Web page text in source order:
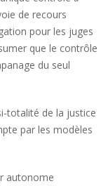
de recours
pour les juges
que le contrôle
du seul
totalité de la justice
par les modèles
autonome